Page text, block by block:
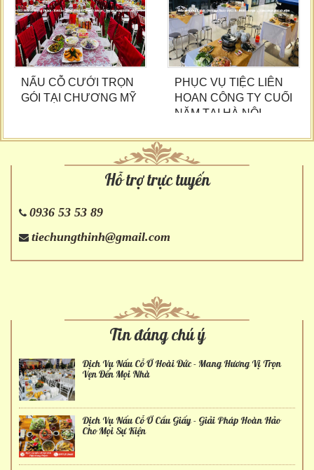
NẤU CỖ CƯỚI TRỌN
GÓI TẠI CHƯƠNG MỸ
PHỤC VỤ TIỆC LIÊN
HOAN CÔNG TY CUỐI
NĂM TẠI HÀ NỘI
Hỗ trợ trực tuyến
0936 53 53 89
tiechungthinh@gmail.com
Tin đáng chú ý
Dịch Vụ Nấu Cỗ Ở Hoài Đức - Mang Hương Vị Trọn
Vẹn Đến Mọi Nhà
Dịch Vụ Nấu Cỗ Ở Cầu Giấy - Giải Pháp Hoàn Hảo
Cho Mọi Sự Kiện